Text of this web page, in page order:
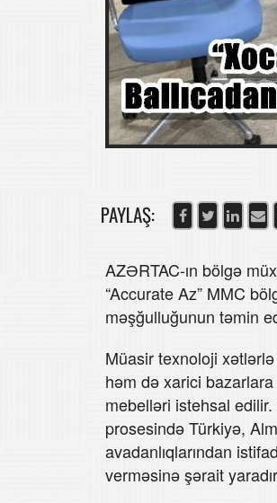
PAYLAŞ:
AZƏRTAC-ın bölgə
“Accurate Az” MMC
məşğulluğunun təmin
Müasir texnoloji
həm də xarici
mebelləri istehsal
prosesində Türkiyə,
avadanlıqlarından
verməsinə şərait